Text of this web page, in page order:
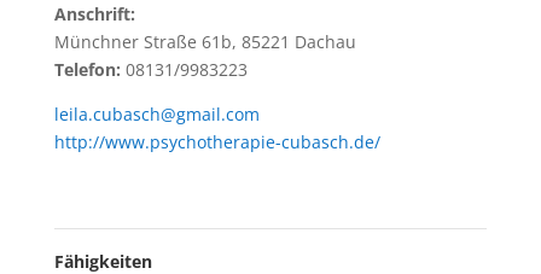
Anschrift:
Münchner Straße 61b, 85221 Dachau
Telefon: 08131/9983223
leila.cubasch@gmail.com
http://www.psychotherapie-cubasch.de/
Fähigkeiten